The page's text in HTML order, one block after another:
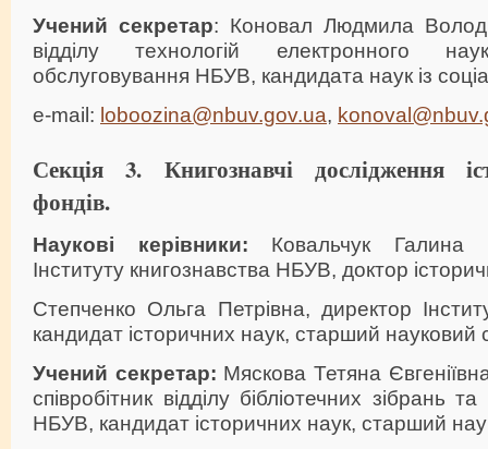
Учений секретар: Коновал Людмила
відділу технологій електронного
обслуговування НБУВ, кандидата наук із
e-mail: loboozina@nbuv.gov.ua,
Секція 3. Книгознавчі дослідження
фондів.
Наукові керівники: Ковальчук Галина
Інституту книгознавства НБУВ, доктор
Степченко Ольга Петрівна, директор
кандидат історичних наук, старший науковий
Учений секретар: Мяскова Тетяна
співробітник відділу бібліотечних зібрань
НБУВ, кандидат історичних наук, старший